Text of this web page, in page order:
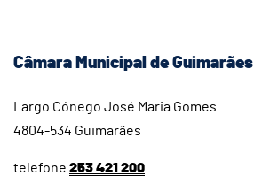
Câmara Municipal de Guimarães
Largo Cónego José Maria Gomes
4804-534 Guimarães
telefone 253 421 200